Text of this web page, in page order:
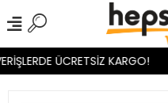
ÜCRETSİZ KARGO!